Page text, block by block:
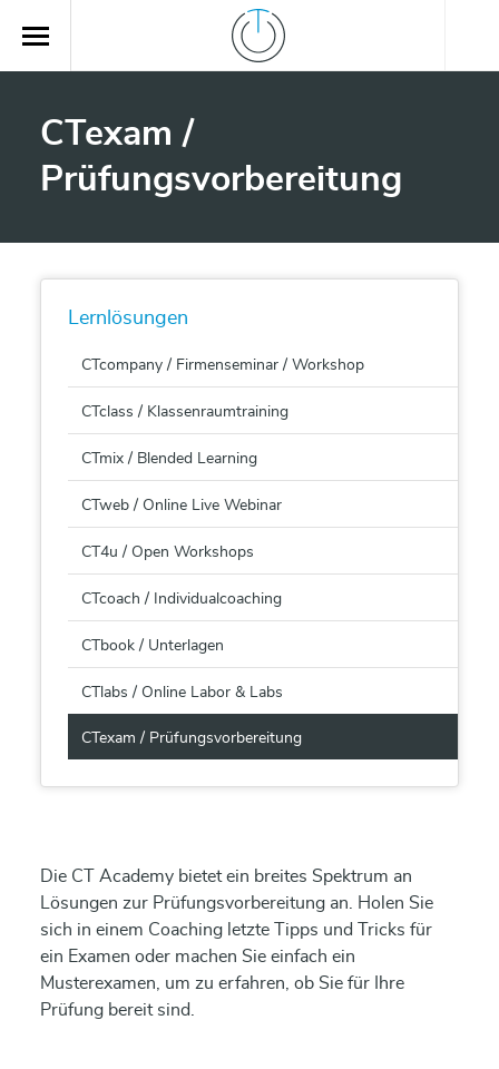
CTexam /
Prüfungsvorbereitung
Lernlösungen
CTcompany / Firmenseminar / Workshop
CTclass / Klassenraumtraining
CTmix / Blended Learning
CTweb / Online Live Webinar
CT4u / Open Workshops
CTcoach / Individualcoaching
CTbook / Unterlagen
CTlabs / Online Labor & Labs
CTexam / Prüfungsvorbereitung
Die CT Academy bietet ein breites Spektrum an
Lösungen zur Prüfungsvorbereitung an. Holen Sie
sich in einem Coaching letzte Tipps und Tricks für
ein Examen oder machen Sie einfach ein
Musterexamen, um zu erfahren, ob Sie für Ihre
Prüfung bereit sind.